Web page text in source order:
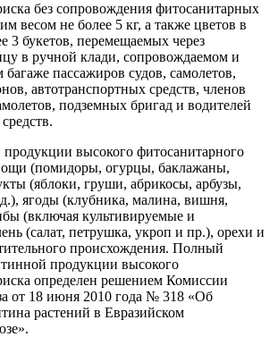
без сопровождения фитосанитарных
весом не более 5 кг, а также цветов в
3 букетов, перемещаемых через
в ручной клади, сопровождаемом и
пассажиров судов, самолетов,
автотранспортных средств, членов
подземных бригад и водителей
высокого фитосанитарного
(помидоры, огурцы, баклажаны,
(яблоки, груши, абрикосы, арбузы,
ягоды (клубника, малина, вишня,
(включая культивируемые и
(салат, петрушка, укроп и пр.), орехи и
происхождения. Полный
продукции высокого
определен решением Комиссии
от 18 июня 2010 года № 318 «Об
растений в Евразийском